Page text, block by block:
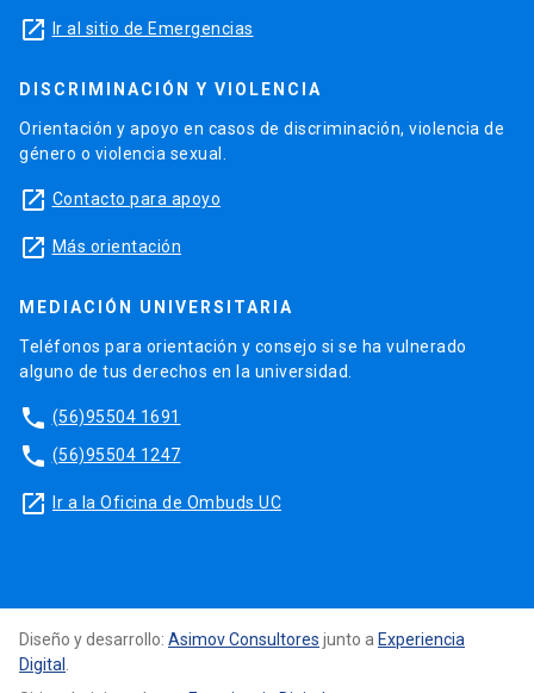
launch Ir al sitio de Emergencias
DISCRIMINACIÓN Y VIOLENCIA
Orientación y apoyo en casos de discriminación, violencia de
género o violencia sexual.
launch Contacto para apoyo
launch Más orientación
MEDIACIÓN UNIVERSITARIA
Teléfonos para orientación y consejo si se ha vulnerado
alguno de tus derechos en la universidad.
phone (56)95504 1691
phone (56)95504 1247
launch Ir a la Oficina de Ombuds UC
Diseño y desarrollo: Asimov Consultores junto a Experiencia
Digital